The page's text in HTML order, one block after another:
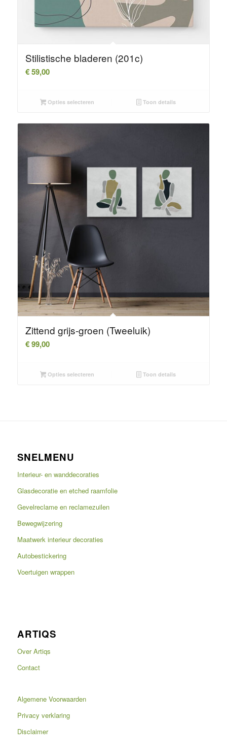
Stilistische bladeren (201c)
€59,00
Opties selecteren Toon details
Zittend grijs-groen (Tweeluik)
€99,00
Opties selecteren Toon details
SNELMENU
Interieur- en wanddecoraties
Glasdecoratie en etched raamfolie
Gevelreclame en reclamezuilen
Bewegwijzering
Maatwerk interieur decoraties
Autobestickering
Voertuigen wrappen
ARTIQS
Over Artiqs
Contact
Algemene Voorwaarden
Privacy verklaring
Disclaimer